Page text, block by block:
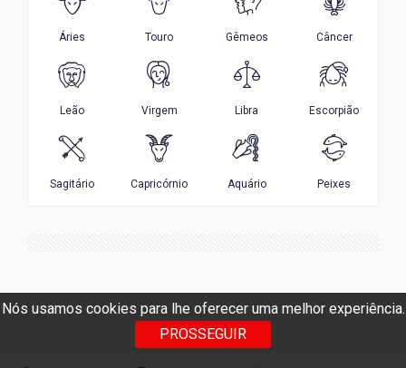
Nós usamos cookies para lhe oferecer uma melhor experiência.
PROSSEGUIR